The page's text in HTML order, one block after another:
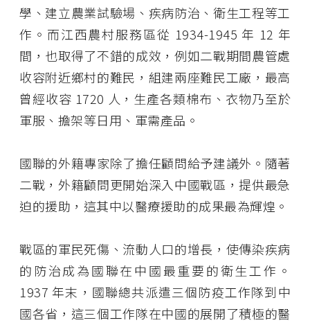
學、建立農業試驗場、疾病防治、衛生工程等工
作。而江西農村服務區從 1934-1945 年 12 年
間，也取得了不錯的成效，例如二戰期間農管處
收容附近鄉村的難民，組建兩座難民工廠，最高
曾經收容 1720 人，生產各類棉布、衣物乃至於
軍服、擔架等日用、軍需產品。
國聯的外籍專家除了擔任顧問給予建議外。隨著
二戰，外籍顧問更開始深入中國戰區，提供最急
迫的援助，這其中以醫療援助的成果最為輝煌。
戰區的軍民死傷、流動人口的增長，使傳染疾病
的防治成為國聯在中國最重要的衛生工作。
1937 年末，國聯總共派遣三個防疫工作隊到中
國各省，這三個工作隊在中國的展開了積極的醫